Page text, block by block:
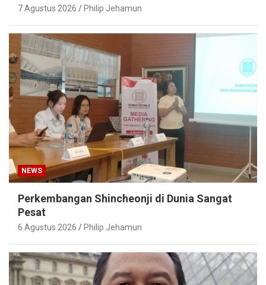
7 Agustus 2026 Philip Jehamun
NEWS
Perkembangan Shincheonji di Dunia Sangat
Pesat
6 Agustus 2026 Philip Jehamun